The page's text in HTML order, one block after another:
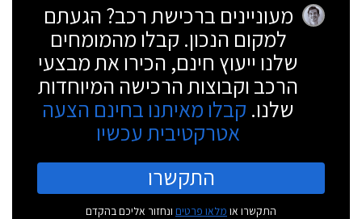
מעוניינים ברכישת רכב? הגעתם
למקום הנכון. קבלו מהמומחים
שלנו ייעוץ חינם, הכירו את מבצעי
הרכב וקבוצות הרכישה המיוחדות
שלנו. קבלו מאיתנו בחינם הצעה
אטרקטיבית עכשיו
התקשרו
התקשרו או מלאו פרטים ונחזור אליכם בהקדם